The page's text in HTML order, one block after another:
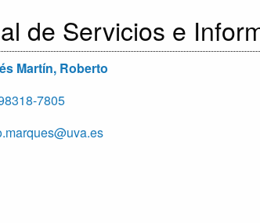
de Servicios e
Martín, Roberto
7805